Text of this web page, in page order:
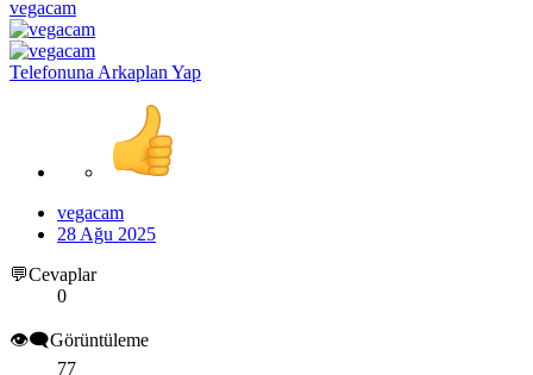
vegacam
Telefonuna Arkaplan Yap
vegacam
28 Ağu 2025
💬Cevaplar
0
👁️‍🗨️Görüntüleme
77